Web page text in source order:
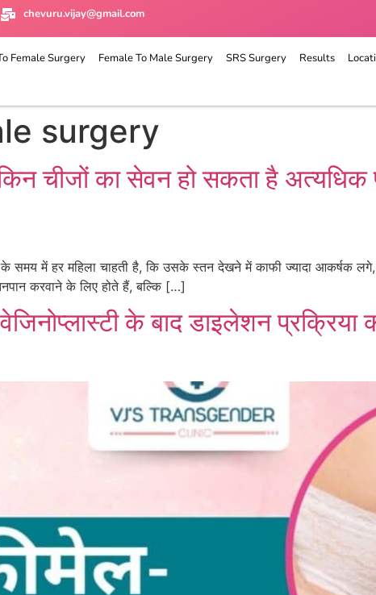
chevuru.vijay@gmail.com
Female Surgery Female To Male Surgery SRS Surgery Results
surgery
चीजों का सेवन हो सकता है
में हर महिला चाहती है, कि उसके स्तन देखने में काफी ज्यादा आकर्षक
करवाने के लिए होते हैं, बल्कि […]
के बाद डाइलेशन